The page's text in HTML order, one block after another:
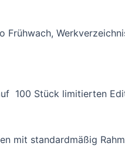
Frühwach,
100 Stück limitierten
mit standardmäßig